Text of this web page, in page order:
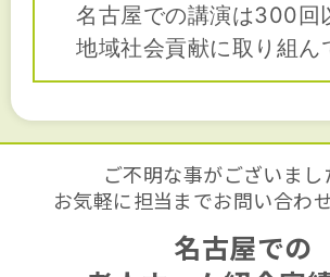
名古屋での講演は300回
地域社会貢献に取り組ん
ご不明な事がございまし
お気軽に担当までお問い合わ
名古屋での